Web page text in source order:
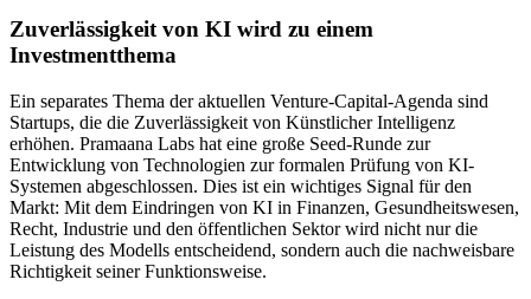
Zuverlässigkeit von KI wird zu einem
Investmentthema
Ein separates Thema der aktuellen Venture-Capital-Agenda sind
Startups, die die Zuverlässigkeit von Künstlicher Intelligenz
erhöhen. Pramaana Labs hat eine große Seed-Runde zur
Entwicklung von Technologien zur formalen Prüfung von KI-
Systemen abgeschlossen. Dies ist ein wichtiges Signal für den
Markt: Mit dem Eindringen von KI in Finanzen, Gesundheitswesen,
Recht, Industrie und den öffentlichen Sektor wird nicht nur die
Leistung des Modells entscheidend, sondern auch die nachweisbare
Richtigkeit seiner Funktionsweise.